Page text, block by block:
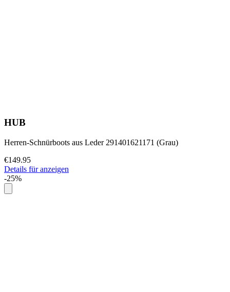
HUB
Herren-Schnürboots aus Leder 291401621171 (Grau)
€149.95
Details für anzeigen
-25%